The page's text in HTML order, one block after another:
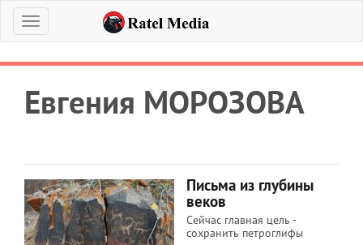
Меню
Евгения МОРОЗОВА
Письма из глубины
веков
Сейчас главная цель -
сохранить петроглифы